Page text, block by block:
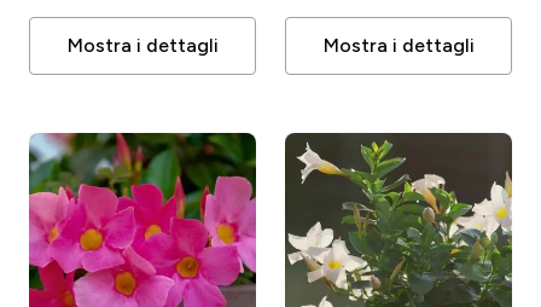
Mostra i dettagli Mostra i dettagli